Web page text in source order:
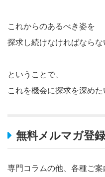
これからのあるべき姿を
探求し続けなければなら
ということで、
これを機会に探求を深めた
無料メルマガ登録
専門コラムの他、各種ご